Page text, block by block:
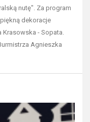
nutę". Za program
dekoracje
Krasowska - Sopata.
Agnieszka